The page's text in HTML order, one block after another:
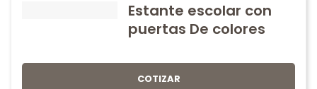
Estante escolar con
puertas De colores
COTIZAR